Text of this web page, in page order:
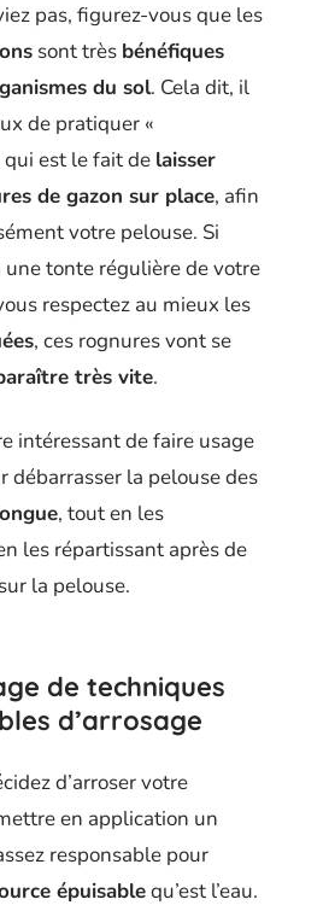
pas, figurez-vous que les
sont très bénéfiques
du sol. Cela dit, il
de pratiquer «
qui est le fait de laisser
de gazon sur place, afin
votre pelouse. Si
une tonte régulière de votre
respectez au mieux les
, ces rognures vont se
très vite.
intéressant de faire usage
débarrasser la pelouse des
, tout en les
les répartissant après de
la pelouse.
de techniques
d’arrosage
d’arroser votre
en application un
responsable pour
épuisablequ’est l’eau.